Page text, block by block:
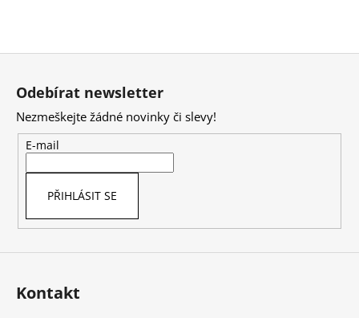
Z
Odebírat newsletter
Nezmeškejte žádné novinky či slevy!
E-mail
PŘIHLÁSIT SE
Kontakt